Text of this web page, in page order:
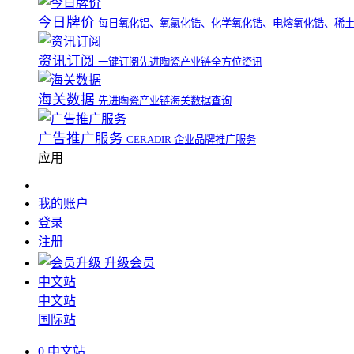
今日牌价 每日氧化铝、氧氯化锆、化学氧化锆、电熔氧化锆、稀
资讯订阅 一键订阅先进陶瓷产业链全方位资讯
海关数据 先进陶瓷产业链海关数据查询
广告推广服务 CERADIR 企业品牌推广服务
应用
我的账户
登录
注册
升级会员
中文站
中文站
国际站